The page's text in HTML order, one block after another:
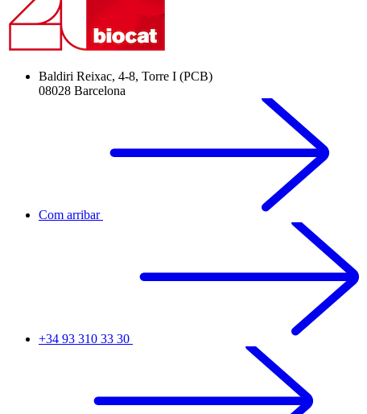
Baldiri Reixac, 4-8, Torre I (PCB)
08028 Barcelona
Com arribar
+34 93 310 33 30